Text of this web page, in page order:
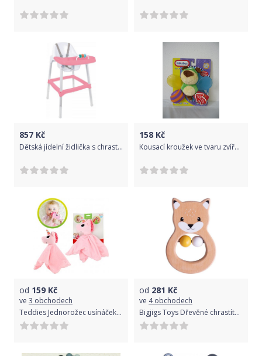
857 Kč
Dětská jídelní židlička s chrastítkem, růžová
158 Kč
Kousací kroužek ve tvaru zvířátka,4 druhy
od 159 Kč
ve 3 obchodech
Teddies Jednorožec usínáček/chrastítko plyš 30x30cm růžový na kartě 0m+
od 281 Kč
ve 4 obchodech
Bigjigs Toys Dřevěné chrastítko Bigjigs Baby Liška